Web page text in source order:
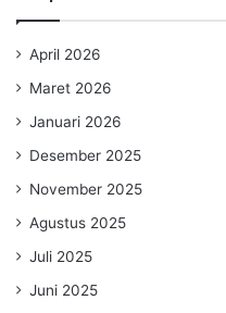
April 2026
Maret 2026
Januari 2026
Desember 2025
November 2025
Agustus 2025
Juli 2025
Juni 2025